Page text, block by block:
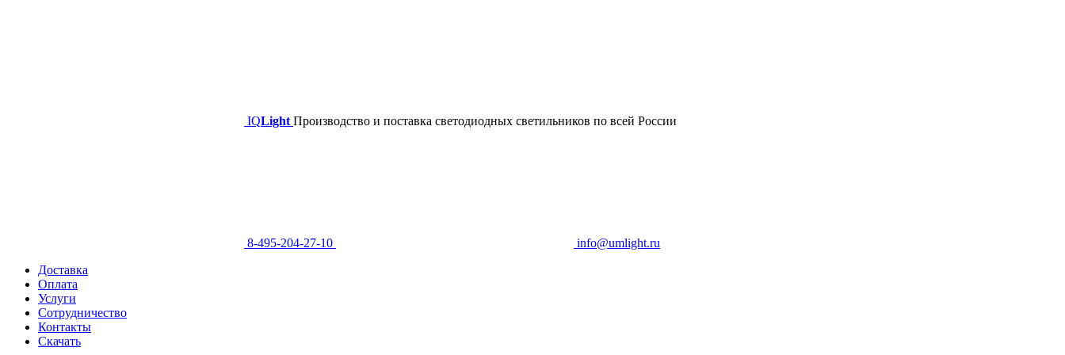
IQLight Производство и поставка светодиодных светильников по всей России
8-495-204-27-10
info@umlight.ru
Доставка
Оплата
Услуги
Сотрудничество
Контакты
Скачать